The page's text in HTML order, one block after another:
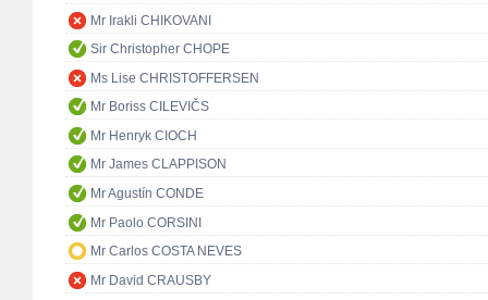
Mr Irakli CHIKOVANI
Sir Christopher CHOPE
Ms Lise CHRISTOFFERSEN
Mr Boriss CILEVIČS
Mr Henryk CIOCH
Mr James CLAPPISON
Mr Agustín CONDE
Mr Paolo CORSINI
Mr Carlos COSTA NEVES
Mr David CRAUSBY